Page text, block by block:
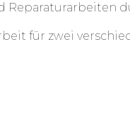
Reparaturarbeiten
für zwei